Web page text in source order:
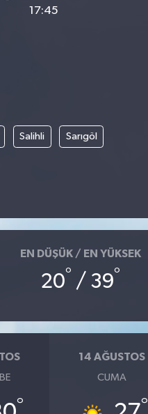
17:45
Salihli Sarıgöl
EN DÜŞÜK / EN YÜKSEK
20° / 39°
°
14 AĞUSTOS
CUMA
°